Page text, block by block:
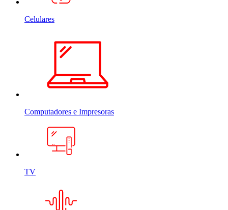
Celulares
Computadores e Impresoras
TV